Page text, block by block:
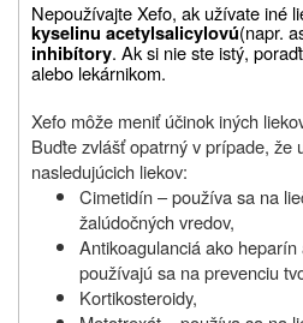
Nepoužívajte Xefo, ak užívate iné
kyselinu acetylsalicylovú(napr.
inhibítory. Ak si nie ste istý,
alebo lekárnikom.
Xefo môže meniť účinok iných
Buďte zvlášť opatrný v prípade, že
nasledujúcich liekov:
Cimetidín – používa sa na
žalúdočných vredov,
Antikoagulanciá ako
používajú sa na prevenciu
Kortikosteroidy,